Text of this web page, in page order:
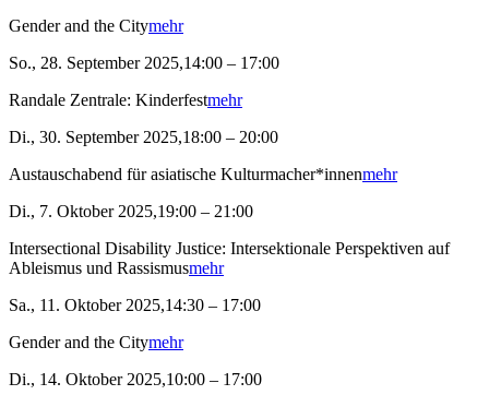
Gender and the Citymehr
So., 28. September 2025,14:00 – 17:00
Randale Zentrale: Kinderfestmehr
Di., 30. September 2025,18:00 – 20:00
Austauschabend für asiatische Kulturmacher*innenmehr
Di., 7. Oktober 2025,19:00 – 21:00
Intersectional Disability Justice: Intersektionale Perspektiven auf
Ableismus und Rassismusmehr
Sa., 11. Oktober 2025,14:30 – 17:00
Gender and the Citymehr
Di., 14. Oktober 2025,10:00 – 17:00